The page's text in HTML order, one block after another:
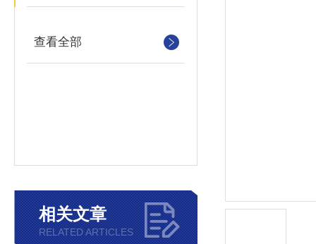
查看全部
相关文章
RELATED ARTICLES